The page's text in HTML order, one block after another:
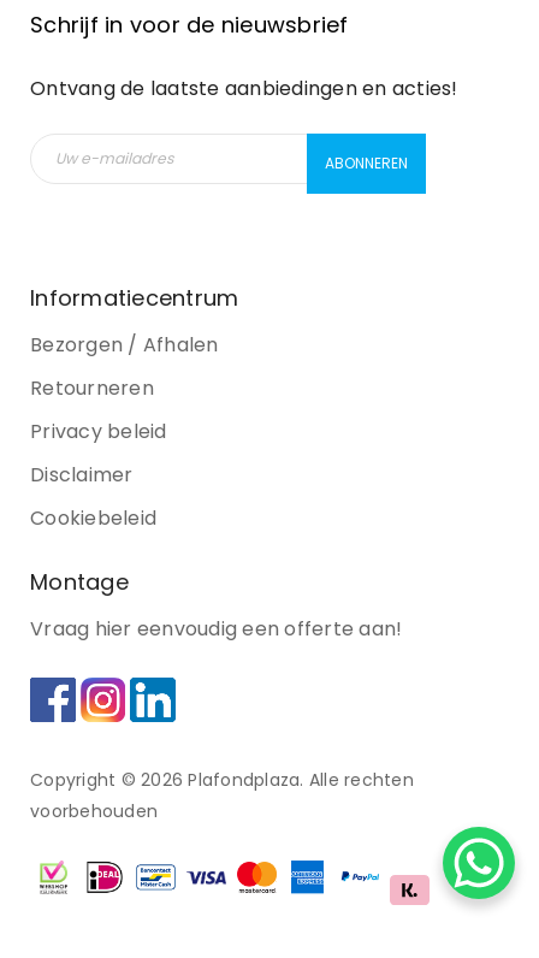
Schrijf in voor de nieuwsbrief
Ontvang de laatste aanbiedingen en acties!
Informatiecentrum
Bezorgen / Afhalen
Retourneren
Privacy beleid
Disclaimer
Cookiebeleid
Montage
Vraag hier eenvoudig een offerte aan!
Copyright © 2026 Plafondplaza. Alle rechten
voorbehouden